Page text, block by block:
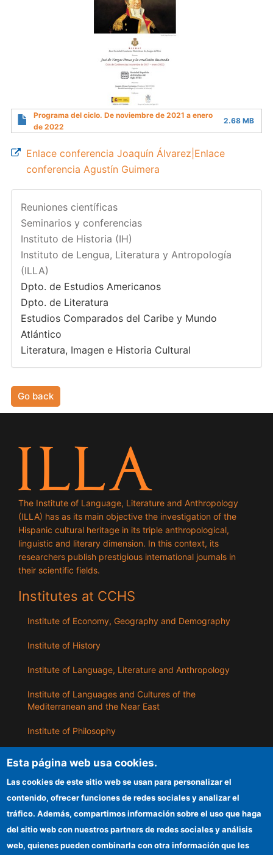
Programa del ciclo. De noviembre de 2021 a enero
de 2022
2.68 MB
Enlace conferencia Joaquín Álvarez|Enlace
conferencia Agustín Guimera
Reuniones científicas
Seminarios y conferencias
Instituto de Historia (IH)
Instituto de Lengua, Literatura y Antropología
(ILLA)
Dpto. de Estudios Americanos
Dpto. de Literatura
Estudios Comparados del Caribe y Mundo
Atlántico
Literatura, Imagen e Historia Cultural
Go back
The Institute of Language, Literature and Anthropology
(ILLA) has as its main objective the investigation of the
Hispanic cultural heritage in its triple anthropological,
linguistic and literary dimension. In this context, its
researchers publish prestigious international journals in
their scientific fields.
Institutes at CCHS
Institute of Economy, Geography and Demography
Institute of History
Institute of Language, Literature and Anthropology
Institute of Languages ​​and Cultures of the
Mediterranean and the Near East
Institute of Philosophy
ILLA
Information for providers
Esta página web usa cookies.
Las cookies de este sitio web se usan para personalizar el
contenido, ofrecer funciones de redes sociales y analizar el
tráfico. Además, compartimos información sobre el uso que haga
del sitio web con nuestros partners de redes sociales y análisis
web, quienes pueden combinarla con otra información que les